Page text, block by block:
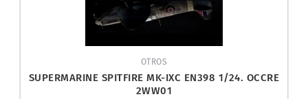
OTROS
SUPERMARINE SPITFIRE MK-IXC EN398 1/24. OCCRE
2WW01